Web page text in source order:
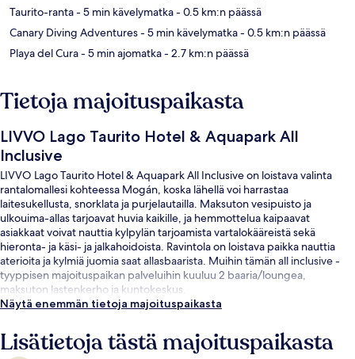
Taurito-ranta- 5 min kävelymatka- 0.5 km:n päässä
Canary Diving Adventures- 5 min kävelymatka- 0.5 km:n päässä
Playa del Cura- 5 min ajomatka- 2.7 km:n päässä
Tietoja majoituspaikasta
LIVVO Lago Taurito Hotel & Aquapark All
Inclusive
LIVVO Lago Taurito Hotel & Aquapark All Inclusive on loistava valinta
rantalomallesi kohteessa Mogán, koska lähellä voi harrastaa
laitesukellusta, snorklata ja purjelautailla. Maksuton vesipuisto ja
ulkouima-allas tarjoavat huvia kaikille, ja hemmottelua kaipaavat
asiakkaat voivat nauttia kylpylän tarjoamista vartalokääreistä sekä
hieronta- ja käsi- ja jalkahoidoista. Ravintola on loistava paikka nauttia
aterioita ja kylmiä juomia saat allasbaarista. Muihin tämän all inclusive -
tyyppisen majoituspaikan palveluihin kuuluu 2 baaria/loungea,
maksuton lastenkerho ja kuntokeskus.
Näytä enemmän tietoja majoituspaikasta
Lisätietoja tästä majoituspaikasta